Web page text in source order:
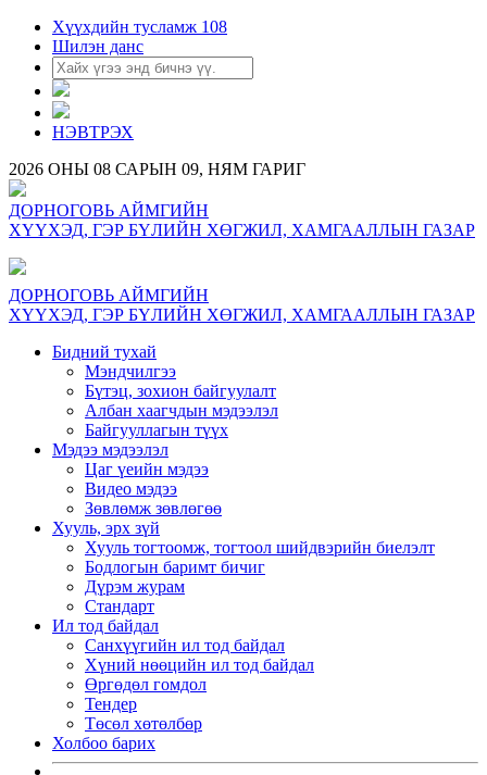
Хүүхдийн тусламж 108
Шилэн данс
НЭВТРЭХ
2026 ОНЫ 08 САРЫН 09, НЯМ ГАРИГ
ДОРНОГОВЬ АЙМГИЙН
ХҮҮХЭД, ГЭР БҮЛИЙН ХӨГЖИЛ, ХАМГААЛЛЫН ГАЗАР
ДОРНОГОВЬ АЙМГИЙН
ХҮҮХЭД, ГЭР БҮЛИЙН ХӨГЖИЛ, ХАМГААЛЛЫН ГАЗАР
Бидний тухай
Мэндчилгээ
Бүтэц, зохион байгуулалт
Албан хаагчдын мэдээлэл
Байгууллагын түүх
Мэдээ мэдээлэл
Цаг үеийн мэдээ
Видео мэдээ
Зөвлөмж зөвлөгөө
Хууль, эрх зүй
Хууль тогтоомж, тогтоол шийдвэрийн биелэлт
Бодлогын баримт бичиг
Дүрэм журам
Стандарт
Ил тод байдал
Санхүүгийн ил тод байдал
Хүний нөөцийн ил тод байдал
Өргөдөл гомдол
Тендер
Төсөл хөтөлбөр
Холбоо барих